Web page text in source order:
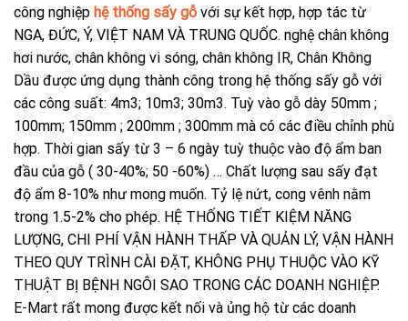
công nghiệp hệ thống sấy gỗ với sự kết hợp, hợp tác từ
NGA, ĐỨC, Ý, VIỆT NAM VÀ TRUNG QUỐC. nghệ chân không
hơi nước, chân không vi sóng, chân không IR, Chân Không
Dầu được ứng dụng thành công trong hệ thống sấy gỗ với
các công suất: 4m3; 10m3; 30m3. Tuỳ vào gỗ dày 50mm ;
100mm; 150mm ; 200mm ; 300mm mà có các điều chỉnh phù
hợp. Thời gian sấy từ 3 – 6 ngày tuỳ thuộc vào độ ẩm ban
đầu của gỗ ( 30-40%; 50 -60%) … Chất lượng sau sấy đạt
độ ẩm 8-10% như mong muốn. Tỷ lệ nứt, cong vênh nằm
trong 1.5-2% cho phép. HỆ THỐNG TIẾT KIỆM NĂNG
LƯỢNG, CHI PHÍ VẬN HÀNH THẤP VÀ QUẢN LÝ, VẬN HÀNH
THEO QUY TRÌNH CÀI ĐẶT, KHÔNG PHỤ THUỘC VÀO KỸ
THUẬT BỊ BỆNH NGÔI SAO TRONG CÁC DOANH NGHIỆP.
E-Mart rất mong được kết nối và ủng hộ từ các doanh